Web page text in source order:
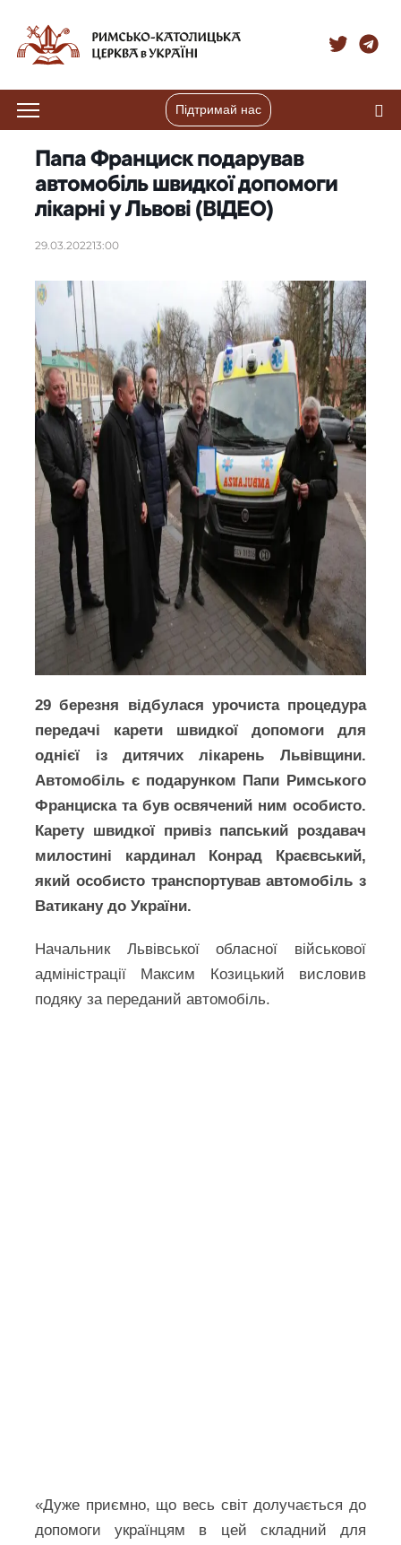
Підтримай нас
Папа Франциск подарував
автомобіль швидкої допомоги
лікарні у Львові (ВІДЕО)
29.03.202213:00
29 березня відбулася урочиста процедура
передачі карети швидкої допомоги для
однієї із дитячих лікарень Львівщини.
Автомобіль є подарунком Папи Римського
Франциска та був освячений ним особисто.
Карету швидкої привіз папський роздавач
милостині кардинал Конрад Краєвський,
який особисто транспортував автомобіль з
Ватикану до України.
Начальник Львівської обласної військової
адміністрації Максим Козицький висловив
подяку за переданий автомобіль.
«Дуже приємно, що весь світ долучається до
допомоги українцям в цей складний для